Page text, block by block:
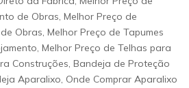
de Obras, Melhor Preço de
Obras, Melhor Preço de Tapumes
Melhor Preço de Telhas para
Construções, Bandeja de Proteção
Aparalixo, Onde Comprar Aparalixo